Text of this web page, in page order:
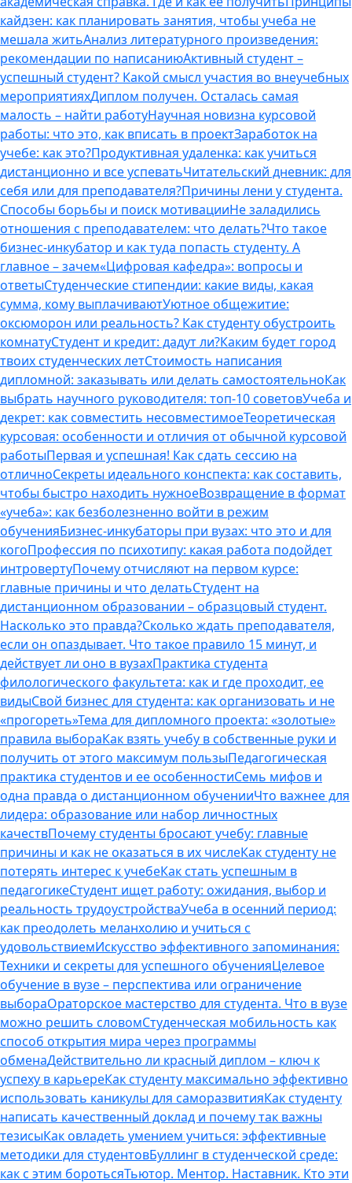
кайдзен: как планировать занятия, чтобы учеба не
мешала житьАнализ литературного произведения:
рекомендации по написаниюАктивный студент –
успешный студент? Какой смысл участия во внеучебных
мероприятияхДиплом получен. Осталась самая
малость – найти работуНаучная новизна курсовой
работы: что это, как вписать в проектЗаработок на
учебе: как это?Продуктивная удаленка: как учиться
дистанционно и все успеватьЧитательский дневник: для
себя или для преподавателя?Причины лени у студента.
Способы борьбы и поиск мотивацииНе заладились
отношения с преподавателем: что делать?Что такое
бизнес-инкубатор и как туда попасть студенту. А
главное – зачем«Цифровая кафедра»: вопросы и
ответыСтуденческие стипендии: какие виды, какая
сумма, кому выплачиваютУютное общежитие:
оксюморон или реальность? Как студенту обустроить
комнатуСтудент и кредит: дадут ли?Каким будет город
твоих студенческих летСтоимость написания
дипломной: заказывать или делать самостоятельноКак
выбрать научного руководителя: топ-10 советовУчеба и
декрет: как совместить несовместимоеТеоретическая
курсовая: особенности и отличия от обычной курсовой
работыПервая и успешная! Как сдать сессию на
отличноСекреты идеального конспекта: как составить,
чтобы быстро находить нужноеВозвращение в формат
«учеба»: как безболезненно войти в режим
обученияБизнес-инкубаторы при вузах: что это и для
когоПрофессия по психотипу: какая работа подойдет
интровертуПочему отчисляют на первом курсе:
главные причины и что делатьСтудент на
дистанционном образовании – образцовый студент.
Насколько это правда?Сколько ждать преподавателя,
если он опаздывает. Что такое правило 15 минут, и
действует ли оно в вузахПрактика студента
филологического факультета: как и где проходит, ее
видыСвой бизнес для студента: как организовать и не
«прогореть»Тема для дипломного проекта: «золотые»
правила выбораКак взять учебу в собственные руки и
получить от этого максимум пользыПедагогическая
практика студентов и ее особенностиСемь мифов и
одна правда о дистанционном обученииЧто важнее для
лидера: образование или набор личностных
качествПочему студенты бросают учебу: главные
причины и как не оказаться в их числеКак студенту не
потерять интерес к учебеКак стать успешным в
педагогикеСтудент ищет работу: ожидания, выбор и
реальность трудоустройстваУчеба в осенний период:
как преодолеть меланхолию и учиться с
удовольствиемИскусство эффективного запоминания:
Техники и секреты для успешного обученияЦелевое
обучение в вузе – перспектива или ограничение
выбораОраторское мастерство для студента. Что в вузе
можно решить словомСтуденческая мобильность как
способ открытия мира через программы
обменаДействительно ли красный диплом – ключ к
успеху в карьереКак студенту максимально эффективно
использовать каникулы для саморазвитияКак студенту
написать качественный доклад и почему так важны
тезисыКак овладеть умением учиться: эффективные
методики для студентовБуллинг в студенческой среде:
как с этим боротьсяТьютор. Ментор. Наставник. Кто эти